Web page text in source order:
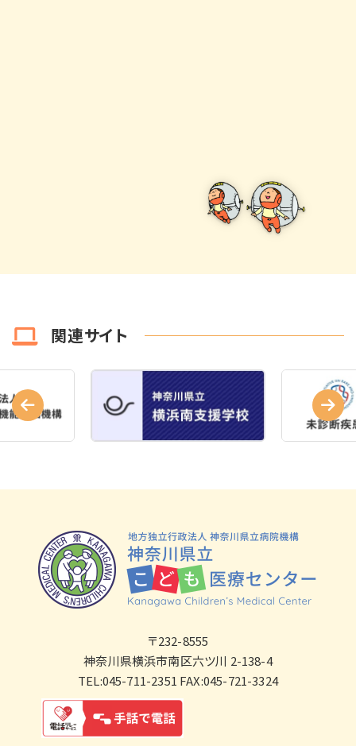
関連サイト
〒232-8555
神奈川県横浜市南区六ツ川 2-138-4
TEL:045-711-2351 FAX:045-721-3324